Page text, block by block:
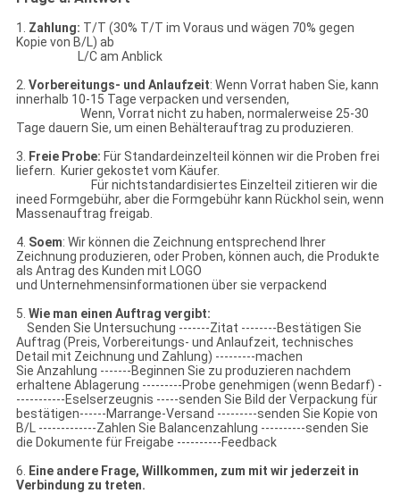
1. Zahlung: T/T (30% T/T im Voraus und wägen 70% gegen
Kopie von B/L) ab
L/C am Anblick
2. Vorbereitungs- und Anlaufzeit: Wenn Vorrat haben Sie, kann
innerhalb 10-15 Tage verpacken und versenden,
Wenn, Vorrat nicht zu haben, normalerweise 25-30
Tage dauern Sie, um einen Behälterauftrag zu produzieren.
3.
Freie Probe: Für Standardeinzelteil können wir die Proben frei
liefern. Kurier gekostet vom Käufer.
Für nichtstandardisiertes Einzelteil zitieren wir die
ineed Formgebühr, aber die Formgebühr kann Rückhol sein, wenn
Massenauftrag freigab.
4. Soem: Wir können die Zeichnung entsprechend Ihrer
Zeichnung produzieren, oder Proben, können auch, die Produkte
als Antrag des Kunden mit LOGO
und Unternehmensinformationen über sie verpackend
5. Wie man einen Auftrag vergibt:
Senden Sie Untersuchung -------Zitat --------Bestätigen Sie
Auftrag (Preis, Vorbereitungs- und Anlaufzeit, technisches
Detail mit Zeichnung und Zahlung) ---------machen
Sie Anzahlung -------Beginnen Sie zu produzieren nachdem
erhaltene Ablagerung ---------Probe genehmigen (wenn Bedarf) -
-----------Eselserzeugnis -----senden Sie Bild der Verpackung für
bestätigen------Marrange-Versand ---------senden Sie Kopie von
B/L -------------Zahlen Sie Balancenzahlung ----------senden Sie
die Dokumente für Freigabe ----------Feedback
6.
Eine andere Frage, Willkommen, zum mit wir jederzeit in
Verbindung zu treten.